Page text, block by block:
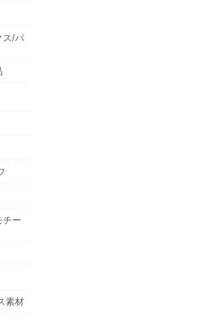
ス/バ
ー
素材